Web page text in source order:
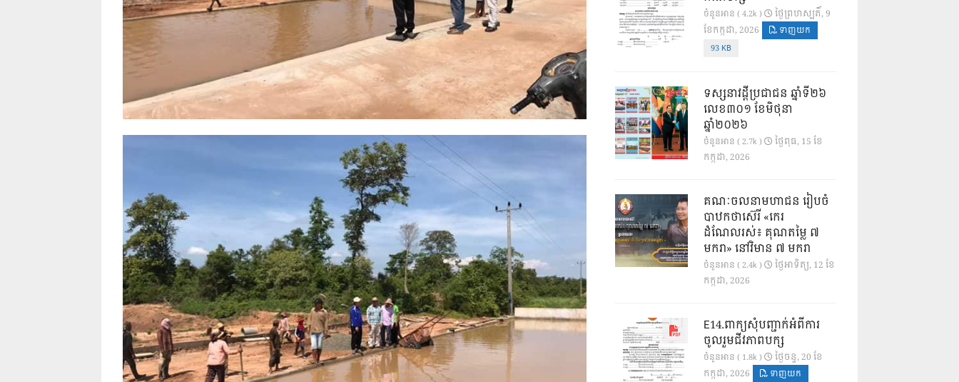
ចំនួនអាន ( 4.2k )
ថ្ងៃ​ព្រហស្បតិ៍, 9
ខែ​កក្កដា, 2026
ទាញយក
93 KB
ទស្សនាវដ្ដីប្រជាជន ឆ្នាំទី២៦
លេខ៣០១ ខែមិថុនា
ឆ្នាំ២០២៦
ចំនួនអាន ( 2.7k )
ថ្ងៃ​ពុធ, 15 ខែ​
កក្កដា, 2026
គណៈចលនាមហាជន រៀបចំ
បាឋកថាស៊េរី «កេរ
ដំណែលរស់៖ គុណតម្លៃ ៧
មករា» នៅវិមាន ៧ មករា
ចំនួនអាន ( 2.4k )
ថ្ងៃ​អាទិត្យ, 12 ខែ​
កក្កដា, 2026
E14.ពាក្យសុំបញ្ជាក់អំពីការ
ចូលរួមជីវភាពបក្ស
ចំនួនអាន ( 1.8k )
ថ្ងៃ​ចន្ទ, 20 ខែ​
កក្កដា, 2026
ទាញយក